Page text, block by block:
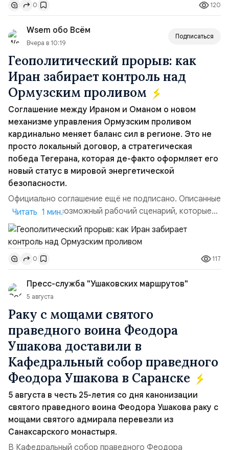
„исключительно оборонительной страны“ и выносит
вопрос о собственном ядерном вооружении на
всеобщее обозрение, одновреме...
0 120
Wsem обо Всём
Вчера в 10:19
Подписаться
Геополитический прорыв: как
Иран забирает контроль над
Ормузским проливом
Соглашение между Ираном и Оманом о новом
механизме управления Ормузским проливом
кардинально меняет баланс сил в регионе. Это не
просто локальный договор, а стратегическая
победа Тегерана, которая де-факто оформляет его
новый статус в мировой энергетической
безопасности.
Официально соглашение ещё не подписано. Описанные
пункты — это возможный рабочий сценарий, которые
скорее всего будут реализованы.Разбираем ключевые
тезисы и последствия этого соглашения:. 1. Новые
доли контроля (75 на 25). Было: Ранее Иран и Оман
контролировали пролив на паритетных началах —
50/50. Стало: Новое соглашение закрепляет за
Ираном...
Читать 1 мин.
0 117
Пресс-служба "Ушаковских маршрутов"
5 августа
Раку с мощами святого
праведного воина Феодора
Ушакова доставили в
Кафедральный собор праведного
Феодора Ушакова в Саранске
5 августа в честь 25-летия со дня канонизации
святого праведного воина Феодора Ушакова раку с
мощами святого адмирала перевезли из
Санаксарского монастыря.
В Кафедральный собор праведного Феодора